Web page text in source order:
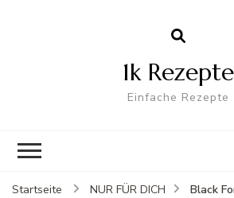
1k Rezepte
Einfache Rezepte
Startseite NUR FÜR DICH Black